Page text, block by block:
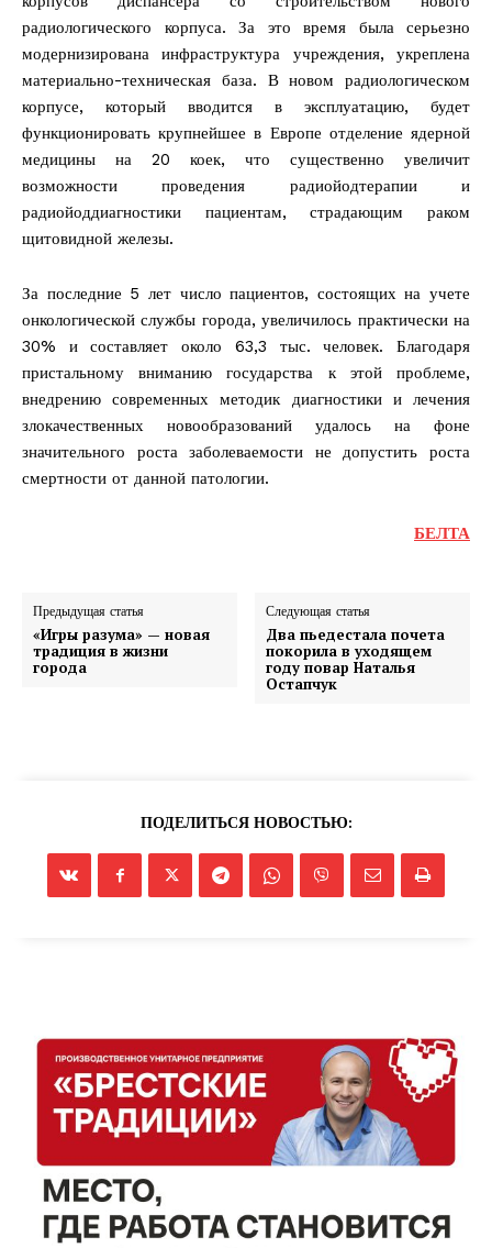
радиологического корпуса. За это время была серьезно
модернизирована инфраструктура учреждения, укреплена
материально-техническая база. В новом радиологическом
корпусе, который вводится в эксплуатацию, будет
функционировать крупнейшее в Европе отделение ядерной
медицины на 20 коек, что существенно увеличит
возможности проведения радиойодтерапии и
радиойоддиагностики пациентам, страдающим раком
щитовидной железы.
За последние 5 лет число пациентов, состоящих на учете
онкологической службы города, увеличилось практически на
30% и составляет около 63,3 тыс. человек. Благодаря
пристальному вниманию государства к этой проблеме,
внедрению современных методик диагностики и лечения
злокачественных новообразований удалось на фоне
значительного роста заболеваемости не допустить роста
смертности от данной патологии.
БЕЛТА
Предыдущая статья
«Игры разума» — новая
традиция в жизни
города
Следующая статья
Два пьедестала почета
покорила в уходящем
году повар Наталья
Остапчук
ПОДЕЛИТЬСЯ НОВОСТЬЮ: